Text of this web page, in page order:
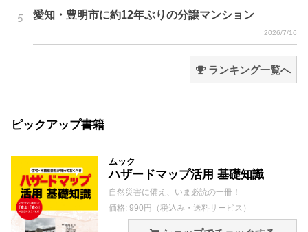
愛知・豊明市に約12年ぶりの分譲マンション
2026/7/16
ランキング一覧へ
ピックアップ書籍
ムック
ハザードマップ活用 基礎知識
自然災害に備え、いま必読の一冊！
価格: 990円（税込み・送料サービス）